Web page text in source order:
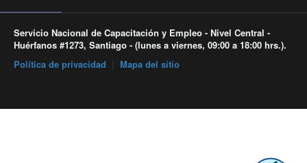
Servicio Nacional de Capacitación y Empleo - Nivel Central -
Huérfanos #1273, Santiago - (lunes a viernes, 09:00 a 18:00 hrs.).
Política de privacidad
Mapa del sitio